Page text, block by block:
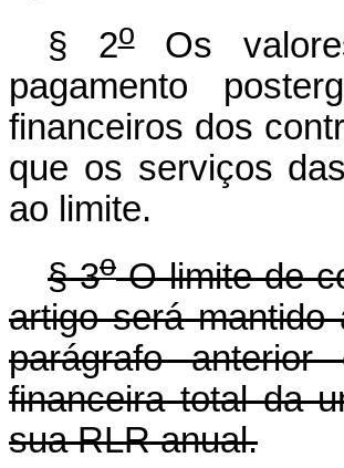
§ 2oOs
pagamento
financeiros dos
que os serviços
ao limite.
§ 3oO limite de
artigo será
parágrafo
financeira total da
sua RLR anual.